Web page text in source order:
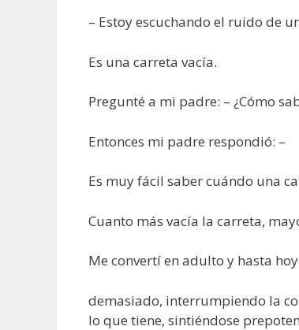
– Estoy escuchando el ruido de
Es una carreta vacía.
Pregunté a mi padre: – ¿Cómo
Entonces mi padre respondió: –
Es muy fácil saber cuándo una
Cuanto más vacía la carreta,
Me convertí en adulto y hasta
demasiado, interrumpiendo la
lo que tiene, sintiéndose